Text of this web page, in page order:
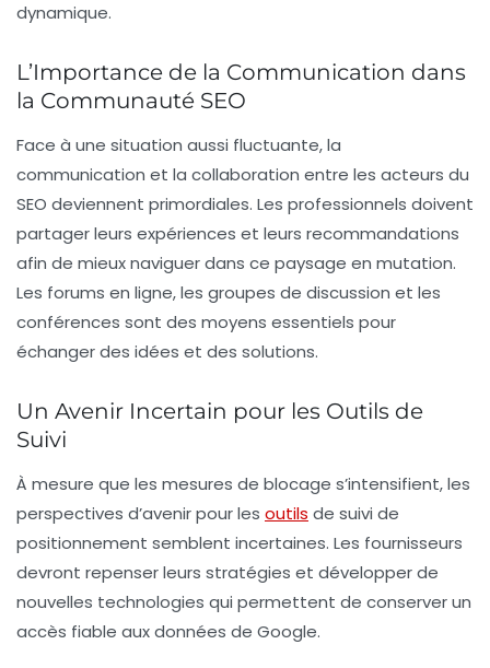
dynamique.
L’Importance de la Communication dans
la Communauté SEO
Face à une situation aussi fluctuante, la
communication et la collaboration entre les acteurs du
SEO deviennent primordiales. Les professionnels doivent
partager leurs expériences et leurs recommandations
afin de mieux naviguer dans ce paysage en mutation.
Les forums en ligne, les groupes de discussion et les
conférences sont des moyens essentiels pour
échanger des idées et des solutions.
Un Avenir Incertain pour les Outils de
Suivi
À mesure que les mesures de blocage s’intensifient, les
perspectives d’avenir pour les outils de suivi de
positionnement semblent incertaines. Les fournisseurs
devront repenser leurs stratégies et développer de
nouvelles technologies qui permettent de conserver un
accès fiable aux données de Google.